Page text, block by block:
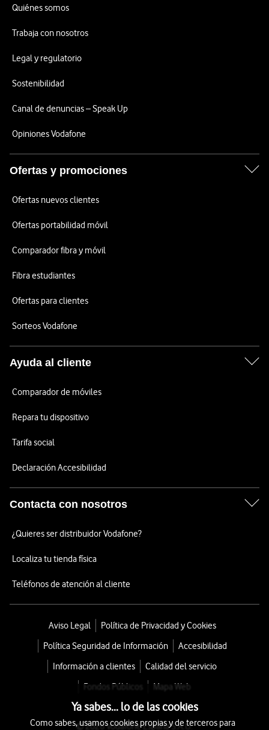
Quiénes somos
Trabaja con nosotros
Legal y regulatorio
Sostenibilidad
Canal de denuncias – Speak Up
Opiniones Vodafone
Ofertas y promociones
Ofertas nuevos clientes
Ofertas portabilidad móvil
Comparador fibra y móvil
Fibra estudiantes
Ofertas para clientes
Sorteos Vodafone
Ayuda al cliente
Comparador de móviles
Repara tu dispositivo
Tarifa social
Declaración Accesibilidad
Contacta con nosotros
¿Quieres ser distribuidor Vodafone?
Localiza tu tienda física
Teléfonos de atención al cliente
Aviso Legal
Política de Privacidad y Cookies
Política Seguridad de Información
Accesibilidad
Información a clientes
Calidad del servicio
Fondos Públicos
Mapa Web
© 2026 Vodafone España S.A.U.
Ya sabes... lo de las cookies
Como sabes, usamos cookies propias y de terceros para